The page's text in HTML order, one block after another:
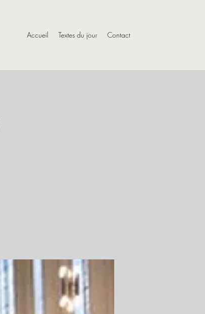
Accueil Textes du jour Contact